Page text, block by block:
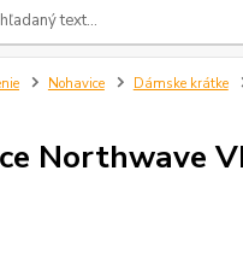
Nohavice Dámske krátke
Northwave